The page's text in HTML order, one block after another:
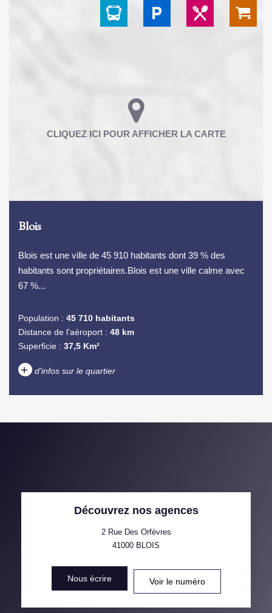
Blois
Blois est une ville de 45 910 habitants dont 39 % des
habitants sont propriétaires.Blois est une ville calme avec
67 %...
Population : 45 710 habitants
Distance de l'aéroport : 48 km
Superficie : 37,5 Km²
+ d'infos sur le quartier
PART DES MÉNAGES SANS
VOITURE
ECOLES ET CRÈCHES
Découvrez nos agences
2 Rue Des Orfèvres
41000 BLOIS
Nous écrire Voir le numéro